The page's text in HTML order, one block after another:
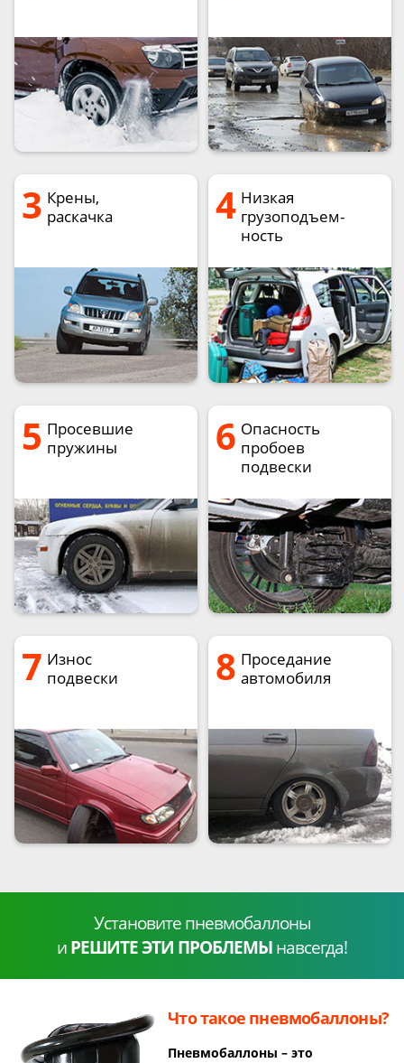
3 Крены,
раскачка
4 Низкая
грузоподъем-
ность
5 Просевшие
пружины
6 Опасность
пробоев
подвески
7 Износ
подвески
8 Проседание
автомобиля
Установите пневмобаллоны
иРЕШИТЕ ЭТИ ПРОБЛЕМЫнавсегда!
Что такое пневмобаллоны?
Пневмобаллоны – это